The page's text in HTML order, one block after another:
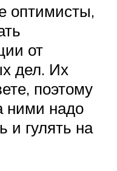
оптимисты,
от
дел. Их
поэтому
ними надо
и гулять на